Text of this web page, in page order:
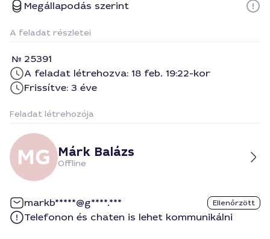
Megállapodás szerint
A feladat részletei
25391
A feladat létrehozva: 18 feb. 19:22-kor
Frissítve: 3 éve
Feladat létrehozója
Márk Balázs
Offline
markb*****@g****.*** Ellenőrzött
Telefonon és chaten is lehet kommunikálni